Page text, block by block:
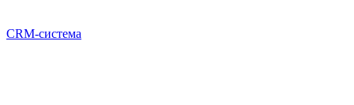
CRM-система